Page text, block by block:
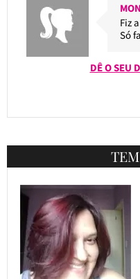
Fiz
Só
DÊ O SEU